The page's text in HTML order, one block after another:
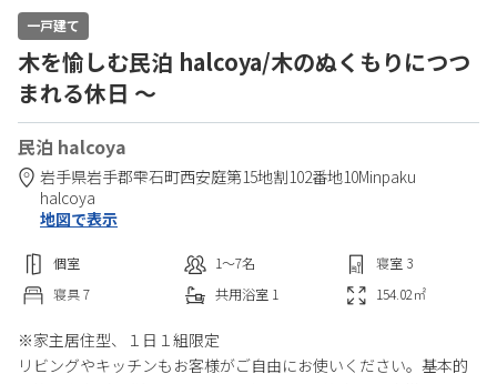
一戸建て
木を愉しむ民泊 halcoya/木のぬくもりにつつ
まれる休日 〜
民泊 halcoya
岩手県岩手郡雫石町西安庭第15地割102番地10Minpaku
halcoya
地図で表示
個室 1〜7名 寝室 3
寝具7 共用浴室 1 154.02㎡
※家主居住型、１日１組限定
リビングやキッチンもお客様がご自由にお使いください。基本的